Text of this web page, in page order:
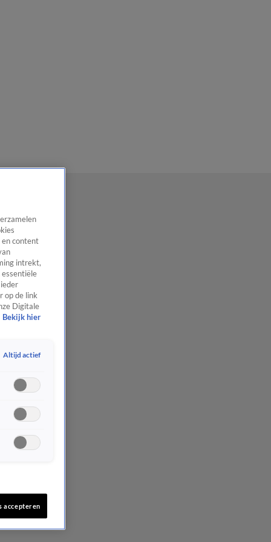
en content
intrekt,
op de link
Digitale
Bekijk hier
Altijd actief
accepteren